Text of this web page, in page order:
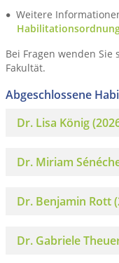
Weitere
Bei Fragen wenden
Fakultät.
Abgeschlossene
Dr. Lisa König
Dr. Miriam
Dr. Benjamin Rott
Dr. Gabriele